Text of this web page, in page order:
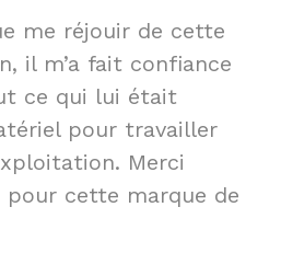
me réjouir de cette
il m’a fait confiance
ce qui lui était
pour travailler
Merci
pour cette marque de